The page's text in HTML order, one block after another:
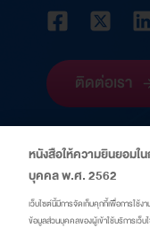
ติดต่อเรา
หนังสือให้ความยินยอมใ
บุคคล พ.ศ. 2562
เว็บไซต์นี้มีการจัดเก็บคุกกี้เพื่อการใช้ง
ข้อมูลส่วนบุคคลของผู้เข้าใช้บริการเว็